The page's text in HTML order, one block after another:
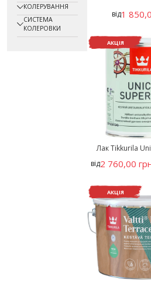
КОЛЕРУВАННЯ
СИСТЕМА
КОЛЕРОВКИ
від1
АКЦІЯ
Лак Tikkurila
від2 760,00
АКЦІЯ